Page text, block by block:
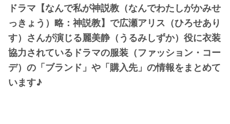
・北川景子
・橋本環奈
【よく検索されてる男性芸能人】
・目黒蓮
・京本大我
ドラマ【なんで私が神説教（なんでわたしがかみせ
っきょう）略：神説教】で広瀬アリス（ひろせあり
す）さんが演じる麗美静（うるみしずか）役に衣装
協力されているドラマの服装（ファッション・コー
デ）の「ブランド」や「購入先」の情報をまとめて
います♪